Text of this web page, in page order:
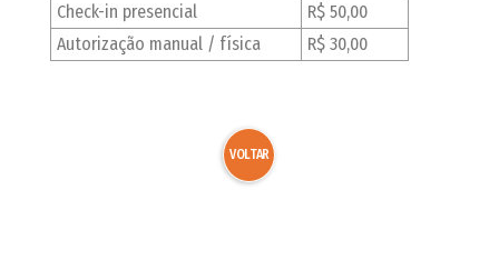
Check-in presencial
R$ 50,00
Autorização manual / física
R$ 30,00
VOLTAR